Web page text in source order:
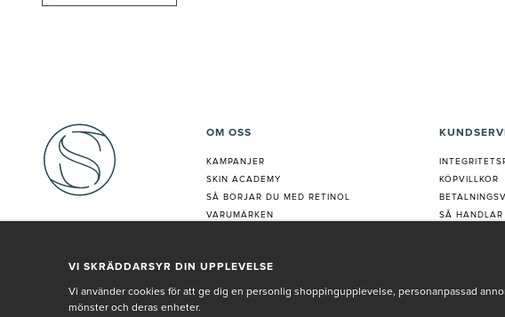
OM OSS
KAMPANJER
SKIN ACADEMY
SÅ BÖRJAR DU MED RETINOL
VARUMÄRKEN
VÅR PERSONAL
KÖPVILLKOR
SÅ HANDLAR
REKLAMATION
VI SKRÄDDARSYR DIN UPPLEVELSE
Vi använder cookies för att ge dig en personlig shoppingupplevelse, personanpassad
mönster och deras enheter.